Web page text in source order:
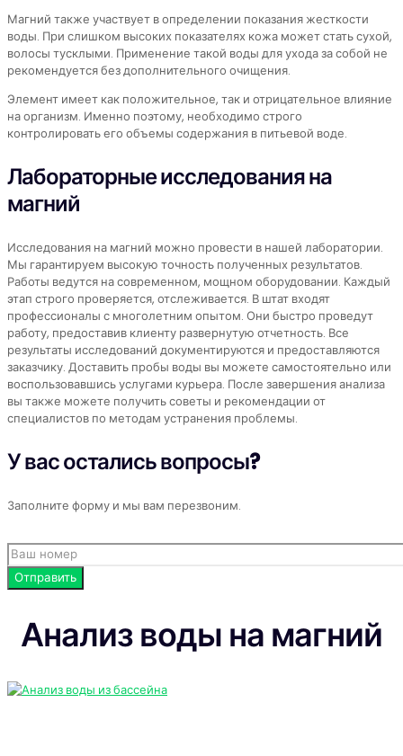
Магний также участвует в определении показания жесткости
воды. При слишком высоких показателях кожа может стать сухой,
волосы тусклыми. Применение такой воды для ухода за собой не
рекомендуется без дополнительного очищения.
Элемент имеет как положительное, так и отрицательное влияние
на организм. Именно поэтому, необходимо строго
контролировать его объемы содержания в питьевой воде.
Лабораторные исследования на
магний
Исследования на магний можно провести в нашей лаборатории.
Мы гарантируем высокую точность полученных результатов.
Работы ведутся на современном, мощном оборудовании. Каждый
этап строго проверяется, отслеживается. В штат входят
профессионалы с многолетним опытом. Они быстро проведут
работу, предоставив клиенту развернутую отчетность. Все
результаты исследований документируются и предоставляются
заказчику. Доставить пробы воды вы можете самостоятельно или
воспользовавшись услугами курьера. После завершения анализа
вы также можете получить советы и рекомендации от
специалистов по методам устранения проблемы.
У вас остались вопросы?
Заполните форму и мы вам перезвоним.
Анализ воды на магний